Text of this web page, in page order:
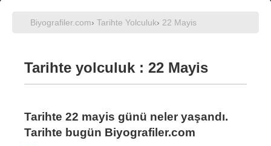
Biyografiler.com› Tarihte Yolculuk› 22 Mayis
Tarihte yolculuk : 22 Mayis
Tarihte 22 mayis günü neler yaşandı.
Tarihte bugün Biyografiler.com